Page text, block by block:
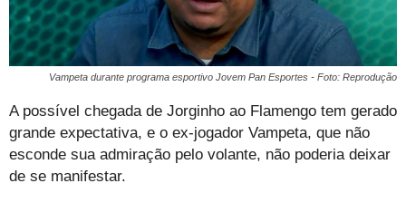
Vampeta durante programa esportivo Jovem Pan Esportes - Foto: Reprodução
A possível chegada de Jorginho ao Flamengo tem gerado
grande expectativa, e o ex-jogador Vampeta, que não
esconde sua admiração pelo volante, não poderia deixar
de se manifestar.